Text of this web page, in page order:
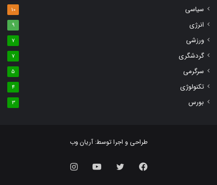
سیاسی 10
انرژی 9
ورزشی 7
گردشگری 7
سرگرمی 5
تکنولوژی 4
بورس 3
طراحی و اجرا توسط:آریان وب
فیس
توییتر یوتیوب